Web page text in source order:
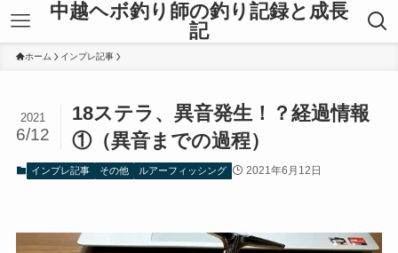
中越ヘボ釣り師の釣り記録と成長
記
ホーム インプレ記事
18ステラ、異音発生！？経過情報
①（異音までの過程）
2021
6/12
インプレ記事 その他 ルアーフィッシング 2021年6月12日